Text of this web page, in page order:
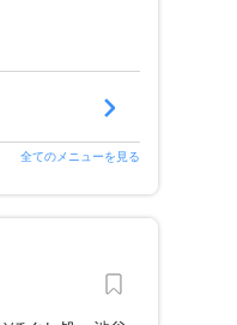
全てのメニューを見る